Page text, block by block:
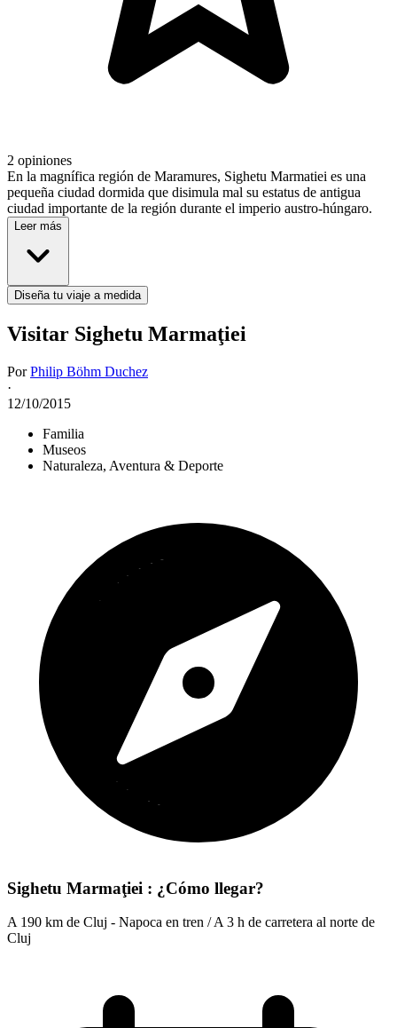
2 opiniones
En la magnífica región de Maramures, Sighetu Marmatiei es una
pequeña ciudad dormida que disimula mal su estatus de antigua
ciudad importante de la región durante el imperio austro-húngaro.
Leer más
Diseña tu viaje a medida
Visitar Sighetu Marmaţiei
PorPhilip Böhm Duchez
·
12/10/2015
Familia
Museos
Naturaleza, Aventura & Deporte
Sighetu Marmaţiei : ¿Cómo llegar?
A 190 km de Cluj - Napoca en tren / A 3 h de carretera al norte de
Cluj